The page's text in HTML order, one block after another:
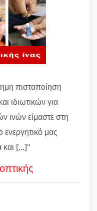
πιστοποίηση
ιδιωτικών για
ινών είμαστε στη
μας
και [...]"